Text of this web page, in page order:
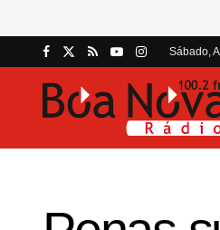
Sábado,